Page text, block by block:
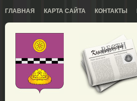
ГЛАВНАЯ КАРТА САЙТА КОНТАКТЫ